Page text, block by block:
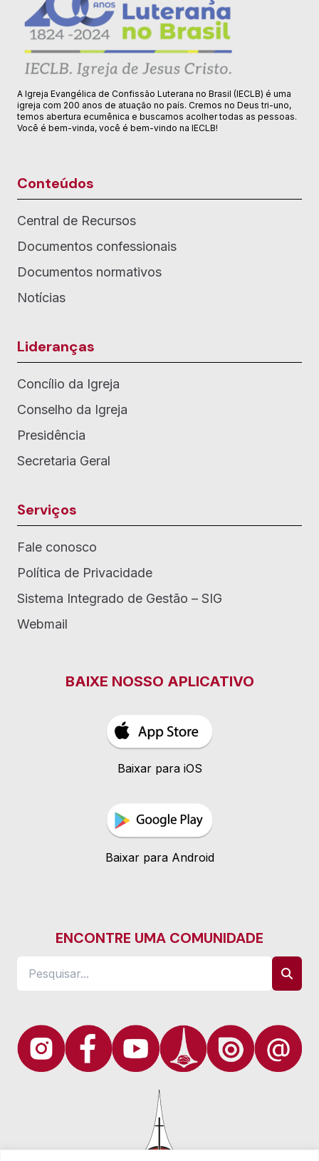
A Igreja Evangélica de Confissão Luterana no Brasil (IECLB) é uma
igreja com 200 anos de atuação no país. Cremos no Deus tri-uno,
temos abertura ecumênica e buscamos acolher todas as pessoas.
Você é bem-vinda, você é bem-vindo na IECLB!
Conteúdos
Central de Recursos
Documentos confessionais
Documentos normativos
Notícias
Lideranças
Concílio da Igreja
Conselho da Igreja
Presidência
Secretaria Geral
Serviços
Fale conosco
Política de Privacidade
Sistema Integrado de Gestão – SIG
Webmail
BAIXE NOSSO APLICATIVO
Baixar para iOS
Baixar para Android
ENCONTRE UMA COMUNIDADE